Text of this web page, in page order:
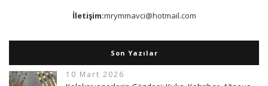
İletişim:mrymmavci@hotmail.com
Son Yazılar
10 Mart 2026